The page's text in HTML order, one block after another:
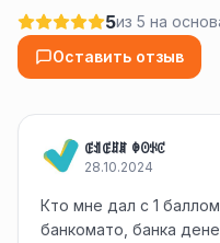
5из 5 на
Оставить отзыв
ꂅꀊꂅꍬꁲ ꂈꏿꂪꊐ
28.10.2024
Кто мне дал с 1
банкомато, банка